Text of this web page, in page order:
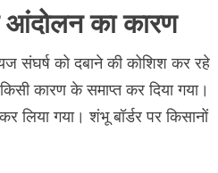
आंदोलन का कारण
संघर्ष को दबाने की कोशिश कर रहे
कारण के समाप्त कर दिया गया।
लिया गया। शंभू बॉर्डर पर किसानों